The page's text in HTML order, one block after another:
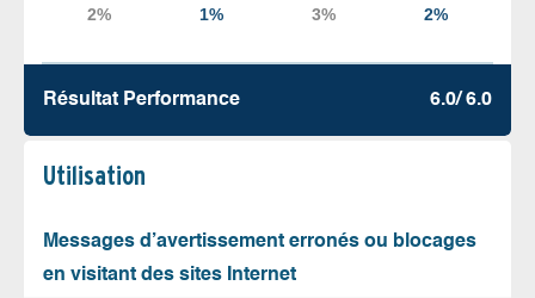
Résultat Performance 6.0/ 6.0
Utilisation
Messages d’avertissement erronés ou blocages
en visitant des sites Internet